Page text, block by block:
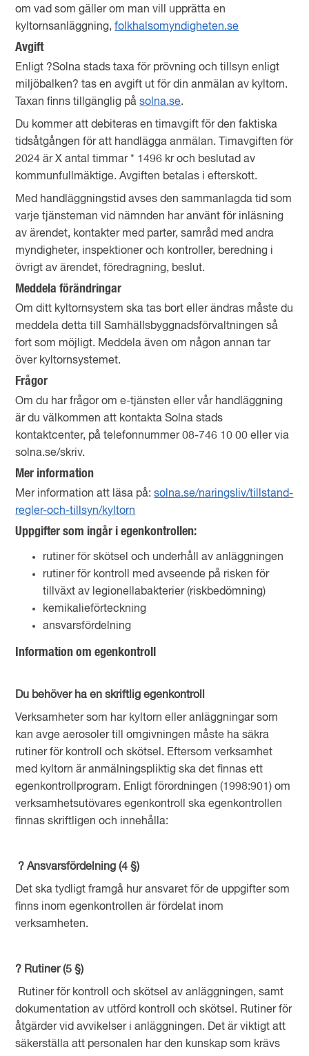
om vad som gäller om man vill upprätta en
kyltornsanläggning,folkhalsomyndigheten.se
Avgift
Enligt ?Solna stads taxa för prövning och tillsyn enligt
miljöbalken? tas en avgift ut för din anmälan av kyltorn.
Taxan finns tillgänglig påsolna.se.
Du kommer att debiteras en timavgift för den faktiska
tidsåtgången för att handlägga anmälan. Timavgiften för
2024 är X antal timmar * 1496 kr och beslutad av
kommunfullmäktige. Avgiften betalas i efterskott.
Med handläggningstid avses den sammanlagda tid som
varje tjänsteman vid nämnden har använt för inläsning
av ärendet, kontakter med parter, samråd med andra
myndigheter, inspektioner och kontroller, beredning i
övrigt av ärendet, föredragning, beslut.
Meddela förändringar
Om ditt kyltornsystem ska tas bort eller ändras måste du
meddela detta till Samhällsbyggnadsförvaltningen så
fort som möjligt. Meddela även om någon annan tar
över kyltornsystemet.
Frågor
Om du har frågor om e-tjänsten eller vår handläggning
är du välkommen att kontakta Solna stads
kontaktcenter, på telefonnummer 08-746 10 00 eller via
solna.se/skriv.
Mer information
Mer information att läsa på:solna.se/naringsliv/tillstand-
regler-och-tillsyn/kyltorn
Uppgifter som ingår i egenkontrollen:
rutiner för skötsel och underhåll av anläggningen
rutiner för kontroll med avseende på risken för
tillväxt av legionellabakterier (riskbedömning)
kemikalieförteckning
ansvarsfördelning
Information om egenkontroll
Du behöver ha en skriftlig egenkontroll
Verksamheter som har kyltorn eller anläggningar som
kan avge aerosoler till omgivningen måste ha säkra
rutiner för kontroll och skötsel. Eftersom verksamhet
med kyltorn är anmälningspliktig ska det finnas ett
egenkontrollprogram. Enligt förordningen (1998:901) om
verksamhetsutövares egenkontroll ska egenkontrollen
finnas skriftligen och innehålla:
? Ansvarsfördelning (4 §)
Det ska tydligt framgå hur ansvaret för de uppgifter som
finns inom egenkontrollen är fördelat inom
verksamheten.
? Rutiner (5 §)
Rutiner för kontroll och skötsel av anläggningen, samt
dokumentation av utförd kontroll och skötsel. Rutiner för
åtgärder vid avvikelser i anläggningen. Det är viktigt att
säkerställa att personalen har den kunskap som krävs